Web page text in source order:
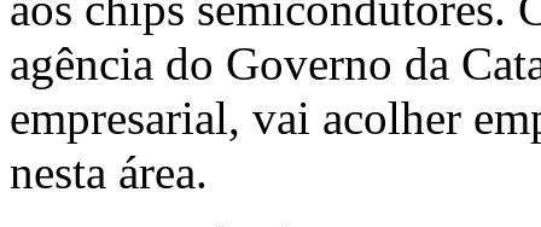
agência do Governo da
empresarial, vai acolher
nesta área.